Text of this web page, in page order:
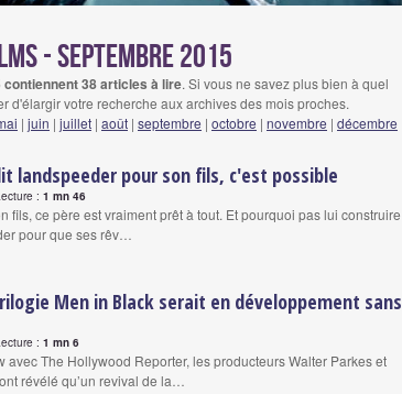
- septembre 2015
38 articles à lire. Si vous ne savez plus bien à quel
d'élargir votre recherche aux archives des mois proches.
| juin | juillet | août | septembre | octobre | novembre | décembre
landspeeder pour son fils, c'est possible
: 1 mn 46
fils, ce père est vraiment prêt à tout. Et pourquoi pas lui construire
pour que ses rêv…
Men in Black serait en développement sans
: 1 mn 6
avec The Hollywood Reporter, les producteurs Walter Parkes et
révélé qu’un revival de la…